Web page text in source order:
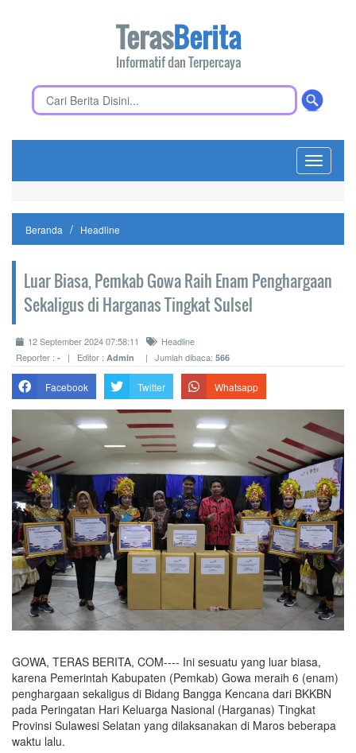
TerasBerita
Informatif dan Terpercaya
Toggle
Beranda Headline
Luar Biasa, Pemkab Gowa Raih Enam Penghargaan
Sekaligus di Harganas Tingkat Sulsel
12 September 2024 07:58:11
Headline
Reporter : - | Editor : Admin | Jumlah dibaca: 566
Facebook Twitter Whatsapp
GOWA, TERAS BERITA, COM---- Ini sesuatu yang luar biasa,
karena Pemerintah Kabupaten (Pemkab) Gowa meraih 6 (enam)
penghargaan sekaligus di Bidang Bangga Kencana dari BKKBN
pada Peringatan Hari Keluarga Nasional (Harganas) Tingkat
Provinsi Sulawesi Selatan yang dilaksanakan di Maros beberapa
waktu lalu.